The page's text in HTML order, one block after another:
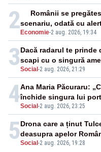
2 Economie-2 aug. 2026, 19:34
Românii se
scenariu, odată cu
3Social -2 aug. 2026, 21:29
Dacă radarul te prinde
scapi cu o singură
4Social -2 aug. 2026, 23:25
Ana Maria Păcuraru:
închide singura lui
5Social -2 aug. 2026, 19:28
Drona care a ținut
deasupra apelor